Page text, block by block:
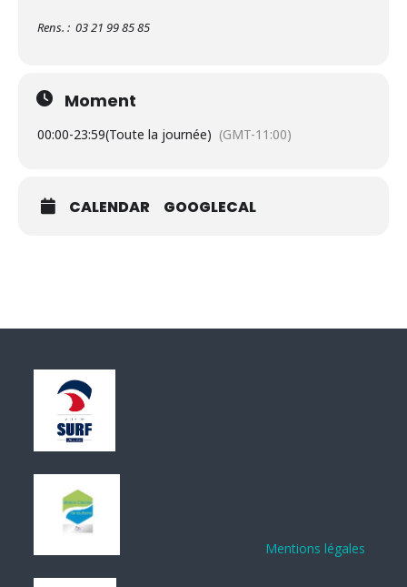
Rens. : 03 21 99 85 85
Moment
00:00-23:59(Toute la journée) (GMT-11:00)
CALENDAR GOOGLECAL
Mentions légales